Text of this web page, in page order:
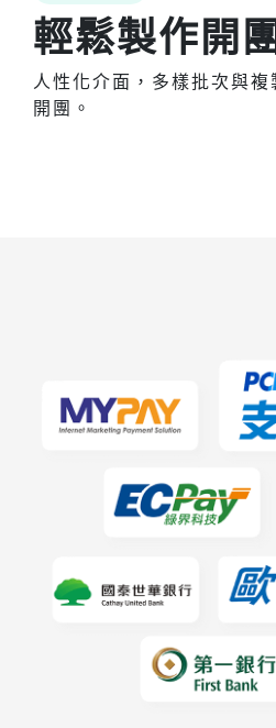
輕鬆製作開
人性化介面，多樣批次與
開團。